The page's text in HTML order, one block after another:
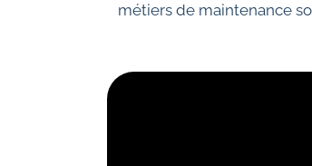
métiers de maintenance